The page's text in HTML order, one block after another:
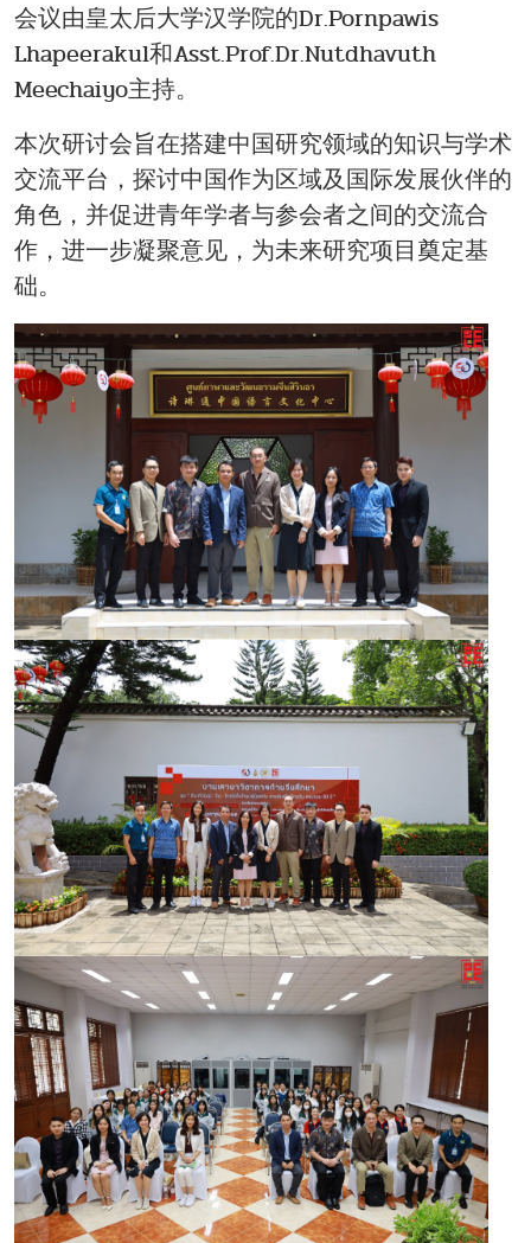
会议由皇太后大学汉学院的Dr.Pornpawis
Lhapeerakul和Asst.Prof.Dr.Nutdhavuth
Meechaiyo主持。
本次研讨会旨在搭建中国研究领域的知识与学术
交流平台，探讨中国作为区域及国际发展伙伴的
角色，并促进青年学者与参会者之间的交流合
作，进一步凝聚意见，为未来研究项目奠定基
础。